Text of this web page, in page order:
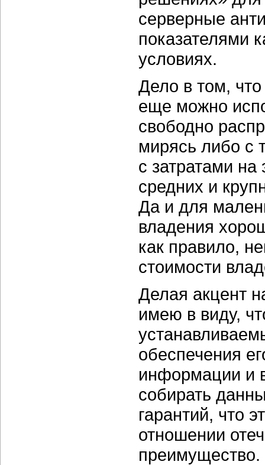
серверные
показателями
условиях.
Дело в том,
еще можно
свободно
мирясь либо с
с затратами
средних и
Да и для
владения
как правило,
стоимости
Делая акцент
имею в виду,
обеспечения
информации и
собирать
гарантий, что
отношении
преимущество.